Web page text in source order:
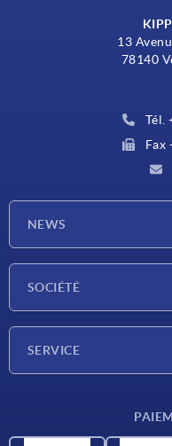
13
78140
Tél.
Fax
NEWS
SOCIÉTÉ
SERVICE